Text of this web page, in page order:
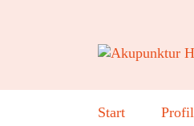
Start Profil